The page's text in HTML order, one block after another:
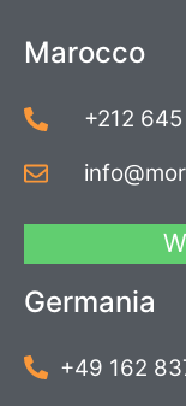
Marocco
+212
Germania
+49 162